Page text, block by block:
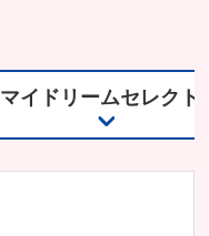
マイドリームセレクト